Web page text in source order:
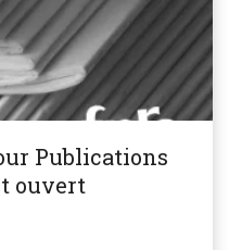
Publications
ouvert